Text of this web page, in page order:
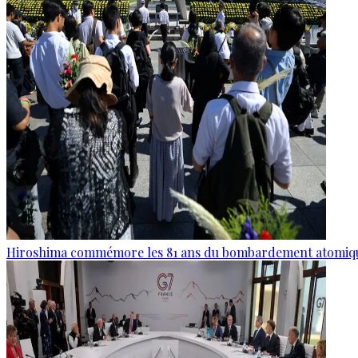
Hiroshima commémore les 81 ans du bombardement